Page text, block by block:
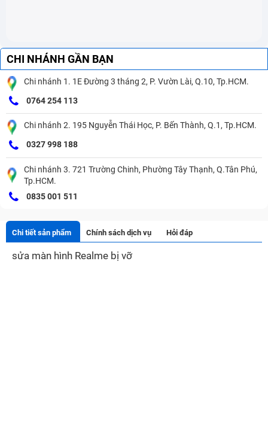
CHI NHÁNH GẦN BẠN
Chi nhánh 1. 1E Đường 3 tháng 2, P. Vườn Lài, Q.10, Tp.HCM.
0764 254 113
Chi nhánh 2. 195 Nguyễn Thái Học, P. Bến Thành, Q.1, Tp.HCM.
0327 998 188
Chi nhánh 3. 721 Trường Chinh, Phường Tây Thạnh, Q.Tân Phú,
Tp.HCM.
0835 001 511
Chi tiết sản phẩm Chính sách dịch vụ Hỏi đáp
sửa màn hình Realme bị vỡ